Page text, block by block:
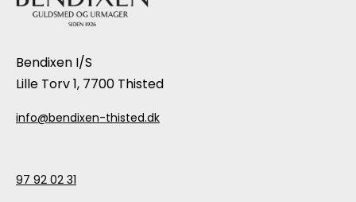
Bendixen I/S
Lille Torv 1, 7700 Thisted
info@bendixen-thisted.dk
97 92 02 31